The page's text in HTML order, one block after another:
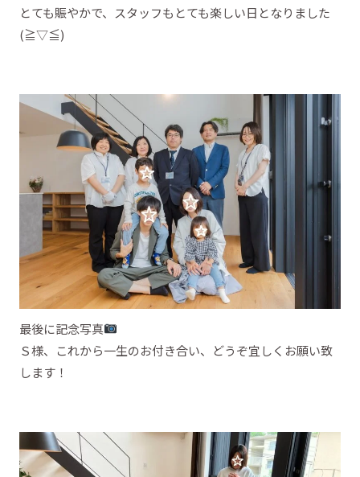
とても賑やかで、スタッフもとても楽しい日となりました
(≧▽≦)
最後に記念写真
Ｓ様、これから一生のお付き合い、どうぞ宜しくお願い致
します！